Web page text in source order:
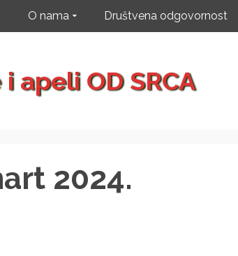
O nama Društvena odgovornost
apeli OD SRCA
2024.